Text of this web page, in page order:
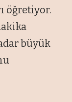
öğretiyor.
büyük